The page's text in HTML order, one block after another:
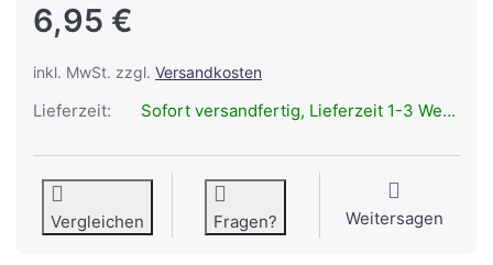
6,95 €
inkl. MwSt. zzgl. Versandkosten
Lieferzeit: Sofort versandfertig, Lieferzeit 1-3 Werktage.
Vergleichen Fragen? Weitersagen